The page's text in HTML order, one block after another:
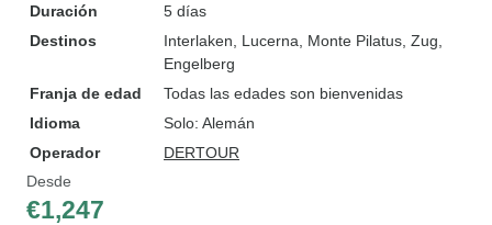
Duración
5 días
Destinos
Interlaken , Lucerna , Monte Pilatus , Zug
Engelberg
Franja de edad
Todas las edades son bienvenidas
Idioma
Solo: Alemán
Operador
DERTOUR
Desde
€1,247